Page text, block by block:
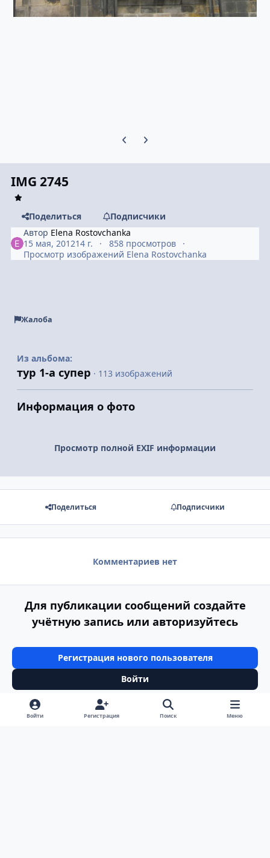
Предыдущий слайд карусели
Следующий слайд карусели
IMG 2745
Поделиться
Подписчики
Автор Elena Rostovchanka
15 мая, 201214 г.
858 просмотров
Просмотр изображений Elena Rostovchanka
Жалоба
Из альбома:
тур 1-а супер · 113 изображений
Информация о фото
Просмотр полной EXIF информации
Поделиться Подписчики
Комментариев нет
Для публикации сообщений создайте
учётную запись или авторизуйтесь
Регистрация нового пользователя
Войти
Войти Регистрация Поиск Меню